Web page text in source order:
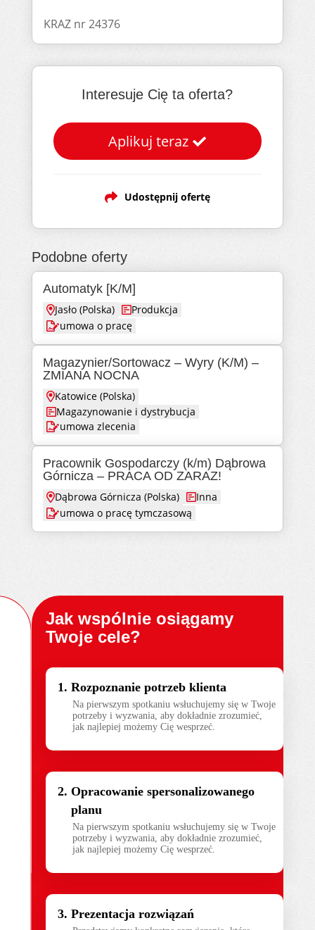
KRAZ nr 24376
Interesuje Cię ta oferta?
Aplikuj teraz
Udostępnij ofertę
Podobne oferty
Automatyk [K/M]
Jasło (Polska)
Produkcja
umowa o pracę
Magazynier/Sortowacz – Wyry (K/M) –
ZMIANA NOCNA
Katowice (Polska)
Magazynowanie i dystrybucja
umowa zlecenia
Pracownik Gospodarczy (k/m) Dąbrowa
Górnicza – PRACA OD ZARAZ!
Dąbrowa Górnicza (Polska)
Inna
umowa o pracę tymczasową
Jak wspólnie osiągamy
Twoje cele?
Rozpoznanie potrzeb klienta
Na pierwszym spotkaniu wsłuchujemy się w Twoje
potrzeby i wyzwania, aby dokładnie zrozumieć,
jak najlepiej możemy Cię wesprzeć.
Opracowanie spersonalizowanego
planu
Na pierwszym spotkaniu wsłuchujemy się w Twoje
potrzeby i wyzwania, aby dokładnie zrozumieć,
jak najlepiej możemy Cię wesprzeć.
Prezentacja rozwiązań